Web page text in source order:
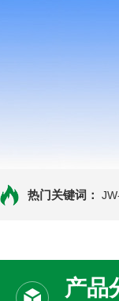
热门关键词：
产品